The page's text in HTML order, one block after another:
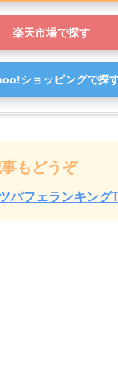
楽天市場で探す
ショッピングで探
もどうぞ
パフェランキング